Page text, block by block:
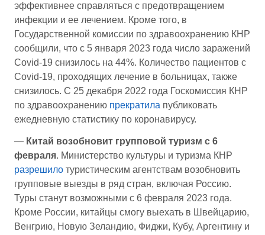
эффективнее справляться с предотвращением
инфекции и ее лечением. Кроме того, в
Государственной комиссии по здравоохранению КНР
сообщили, что с 5 января 2023 года число заражений
Covid-19 снизилось на 44%. Количество пациентов с
Covid-19, проходящих лечение в больницах, также
снизилось. С 25 декабря 2022 года Госкомиссия КНР
по здравоохранению прекратила публиковать
ежедневную статистику по коронавирусу.
— Китай возобновит групповой туризм с 6
февраля. Министерство культуры и туризма КНР
разрешило туристическим агентствам возобновить
групповые выезды в ряд стран, включая Россию.
Туры станут возможными с 6 февраля 2023 года.
Кроме России, китайцы смогу выехать в Швейцарию,
Венгрию, Новую Зеландию, Фиджи, Кубу, Аргентину и